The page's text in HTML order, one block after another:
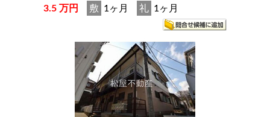
3.5 万円 敷 1ヶ月 礼 1ヶ月